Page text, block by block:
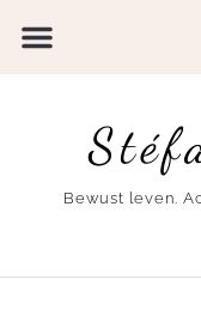
Bewust leven.